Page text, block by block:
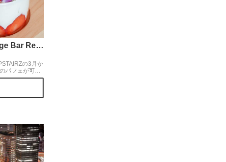
Upstairz Lounge Bar Restaurant
の3月か
パフェが可愛
de
を取ると…お